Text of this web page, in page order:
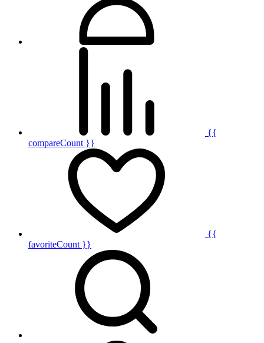
{{
compareCount }}
{{
favoriteCount }}